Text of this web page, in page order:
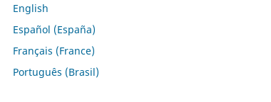
English
Español (España)
Français (France)
Português (Brasil)